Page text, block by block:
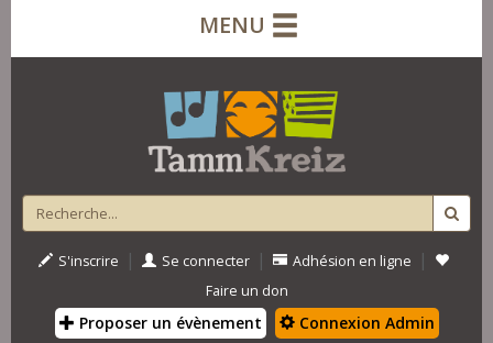
MENU
S'inscrire | Se connecter | Adhésion en ligne |
Faire un don
Proposer un évènement Connexion Admin